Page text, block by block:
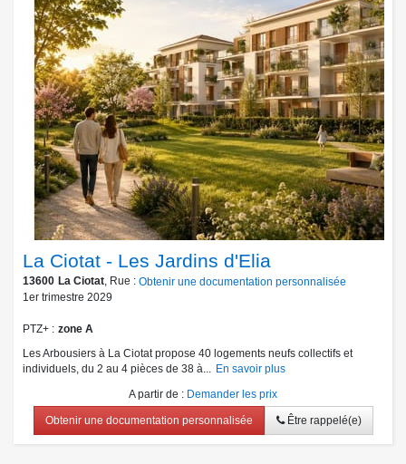
La Ciotat - Les Jardins d'Elia
13600 La Ciotat, Rue : Obtenir une documentation personnalisée
1er trimestre 2029
PTZ+
zone A
Les Arbousiers à La Ciotat propose 40 logements neufs collectifs et
individuels, du 2 au 4 pièces de 38 à... En savoir plus
A partir de : Demander les prix
Obtenir une documentation personnalisée Être rappelé(e)